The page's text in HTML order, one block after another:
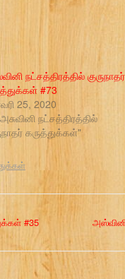
நட்சத்திரத்தில் குருநாதர்
#73
25, 2020
நட்சத்திரத்தில்
கருத்துக்கள்"
#35